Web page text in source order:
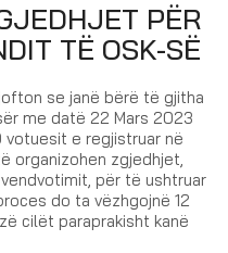
PËR
TË OSK-SË
se janë bërë të gjitha
me datë 22 Mars 2023
votuesit e regjistruar në
organizohen zgjedhjet,
për të ushtruar
do ta vëzhgojnë 12
cilët paraprakisht kanë